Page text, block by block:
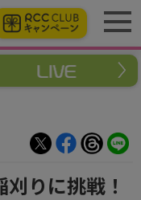
刈りに挑戦！